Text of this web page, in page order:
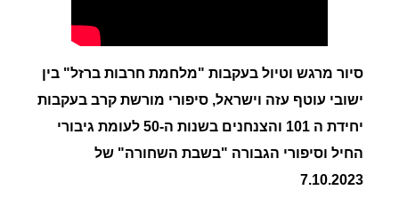
סיור מרגש וטיול בעקבות "מלחמת חרבות ברזל" בין
ישובי עוטף עזה וישראל, סיפורי מורשת קרב בעקבות
יחידת ה 101 והצנחנים בשנות ה-50 לעומת גיבורי
החיל וסיפורי הגבורה "בשבת השחורה" של
7.10.2023